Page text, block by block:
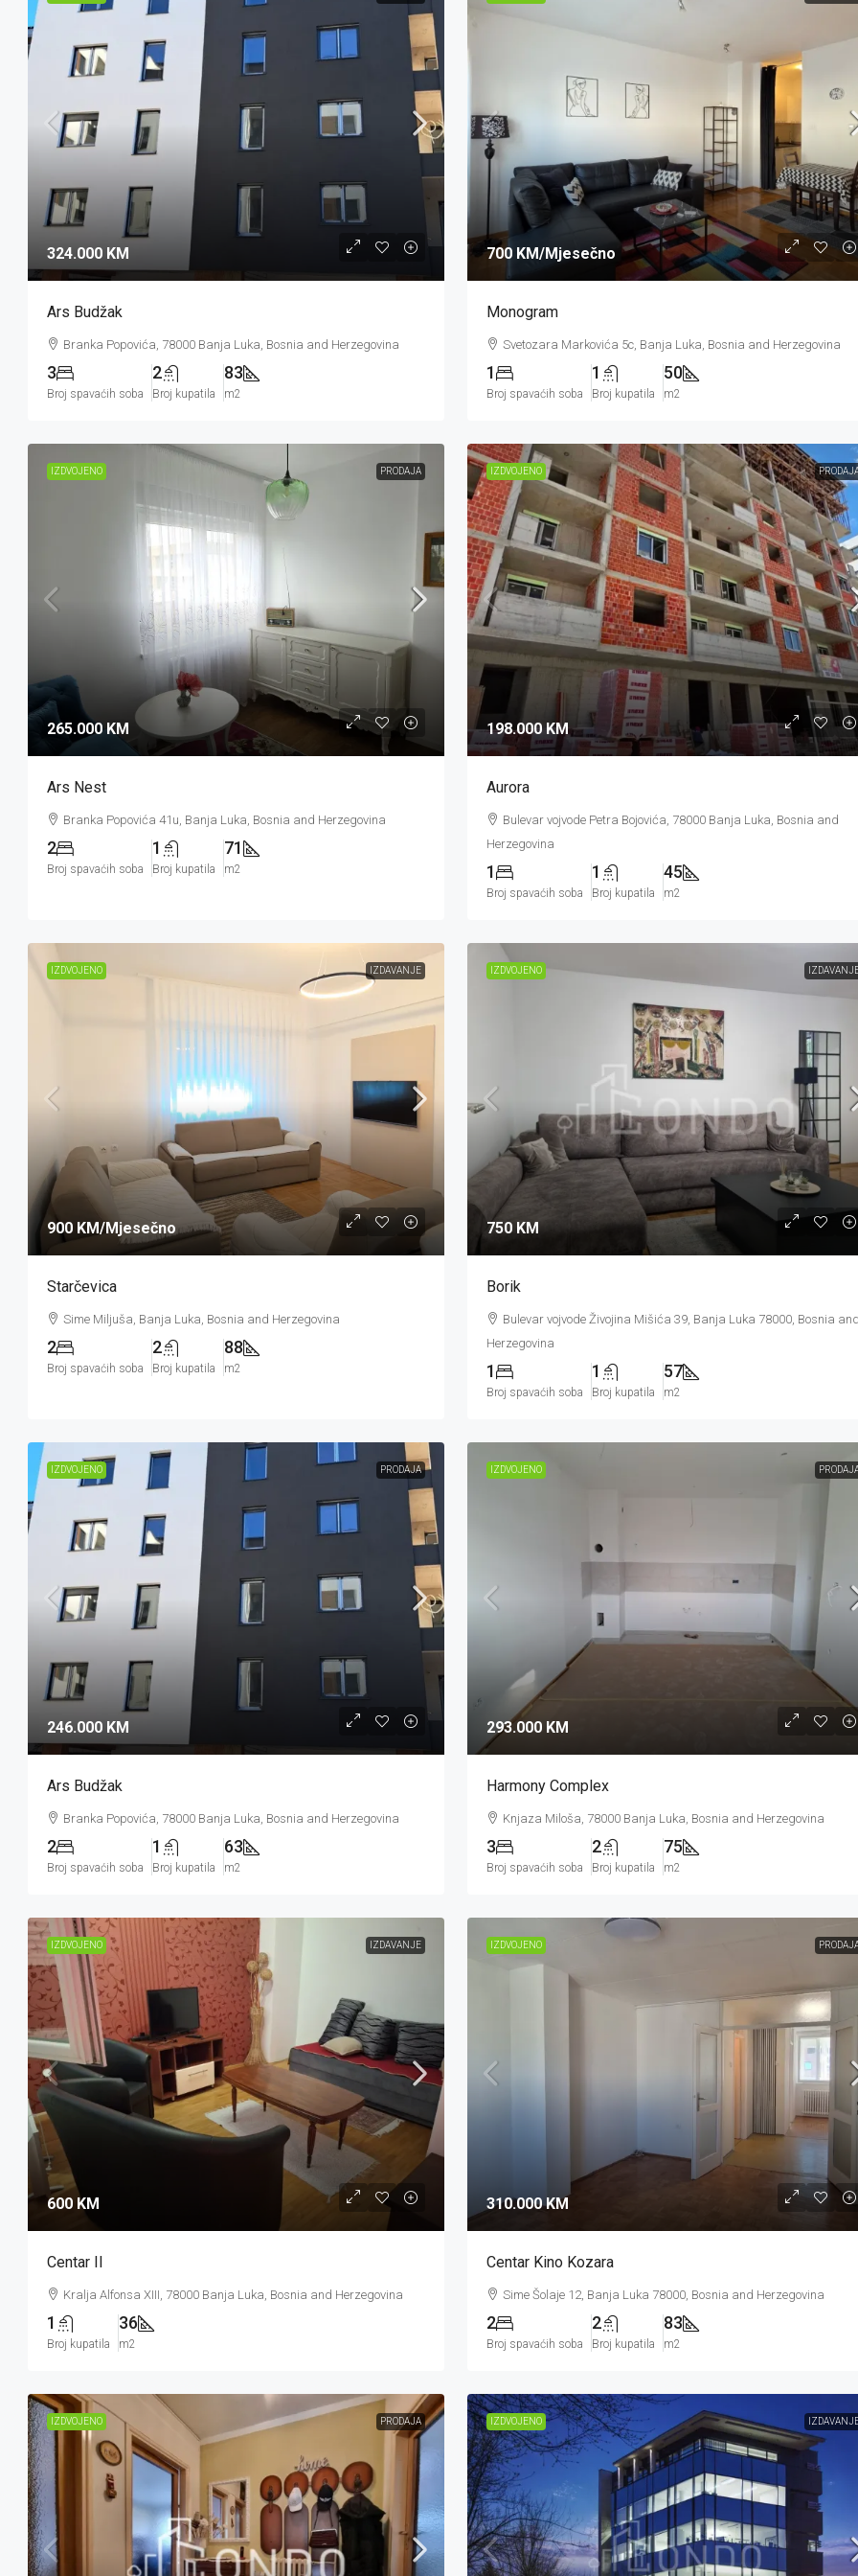
324.000 KM
Ars Budžak
Branka Popovića, 78000 Banja Luka, Bosnia and Herzegovina
3
Broj spavaćih soba
2
Broj kupatila
83
m2
700 KM/Mjesečno
Monogram
Svetozara Markovića 5c, Banja Luka, Bosnia and Herzegovina
1
Broj spavaćih soba
1
Broj kupatila
50
m2
IZDVOJENO PRODAJA
265.000 KM
Ars Nest
Branka Popovića 41u, Banja Luka, Bosnia and Herzegovina
2
Broj spavaćih soba
1
Broj kupatila
71
m2
IZDVOJENO
198.000 KM
Aurora
Bulevar vojvode Petra Bojovića, 78000 Banja Luka, Bosnia and
Herzegovina
1
Broj spavaćih soba
1
Broj kupatila
45
m2
IZDVOJENO IZDAVANJE
900 KM/Mjesečno
Starčevica
Sime Miljuša, Banja Luka, Bosnia and Herzegovina
2
Broj spavaćih soba
2
Broj kupatila
88
m2
IZDVOJENO
750 KM
Borik
Bulevar vojvode Živojina Mišića 39, Banja Luka 78000, Bosnia
Herzegovina
1
Broj spavaćih soba
1
Broj kupatila
57
m2
IZDVOJENO PRODAJA
246.000 KM
Ars Budžak
Branka Popovića, 78000 Banja Luka, Bosnia and Herzegovina
2
Broj spavaćih soba
1
Broj kupatila
63
m2
IZDVOJENO
293.000 KM
Harmony Complex
Knjaza Miloša, 78000 Banja Luka, Bosnia and Herzegovina
3
Broj spavaćih soba
2
Broj kupatila
75
m2
IZDVOJENO IZDAVANJE
600 KM
Centar II
Kralja Alfonsa XIII, 78000 Banja Luka, Bosnia and Herzegovina
1
Broj kupatila
36
m2
IZDVOJENO
310.000 KM
Centar Kino Kozara
Sime Šolaje 12, Banja Luka 78000, Bosnia and Herzegovina
2
Broj spavaćih soba
2
Broj kupatila
83
m2
IZDVOJENO PRODAJA IZDVOJENO